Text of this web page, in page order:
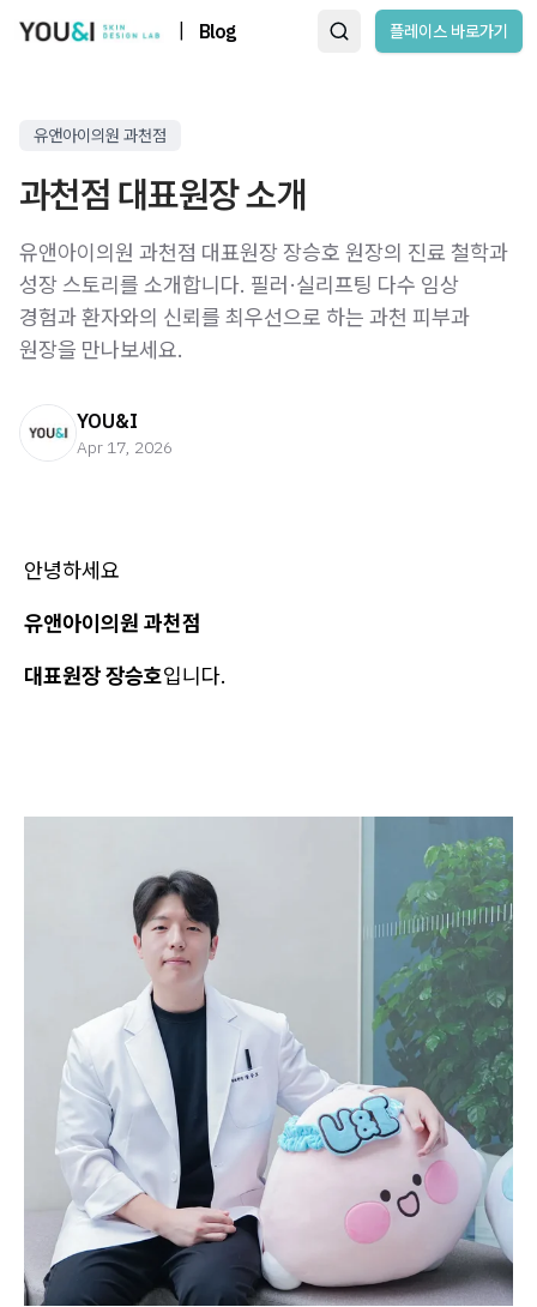
Blog 플레이스 바로가기
유앤아이의원 과천점
과천점 대표원장 소개
유앤아이의원 과천점 대표원장 장승호 원장의 진료 철학과
성장 스토리를 소개합니다. 필러·실리프팅 다수 임상
경험과 환자와의 신뢰를 최우선으로 하는 과천 피부과
원장을 만나보세요.
YOU&I
Apr 17, 2026
안녕하세요
유앤아이의원 과천점
대표원장 장승호입니다.